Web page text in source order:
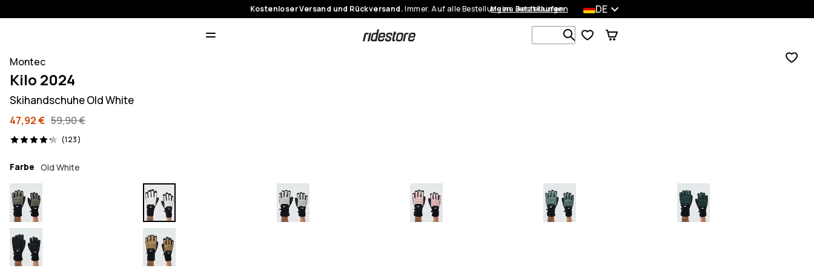
Kostenloser Versand und Rückversand.Immer. Auf alle Bestellungen. Jetzt kaufen
Meine Bestellungen DE
Durchsuche 1 000+ Produkte
Montec
Kilo 2024
Skihandschuhe Old White
47,92 € 59,90 €
(123)
123 Reviews, 4.2/5
Farbe Old White